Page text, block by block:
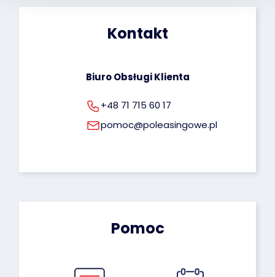
dotyczących przetwarzania Twoich danych
rodo@poleasingowe.pl
Kontakt
Biuro Obsługi Klienta
+48 71 715 60 17
pomoc@poleasingowe.pl
Pomoc